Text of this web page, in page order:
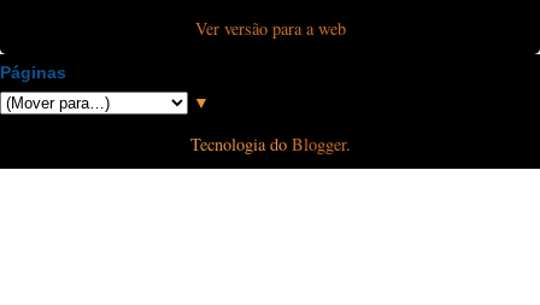
Ver versão para a web
Páginas
▼
Tecnologia do Blogger.